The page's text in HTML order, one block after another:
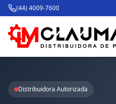
(44) 4009-7600
Distribuidora Autorizada